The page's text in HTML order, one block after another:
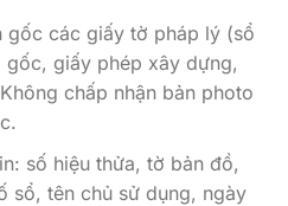
gốc các giấy tờ pháp lý (sổ
giấy phép xây dựng,
chấp nhận bản photo
số hiệu thửa, tờ bản đồ,
sổ, tên chủ sử dụng, ngày